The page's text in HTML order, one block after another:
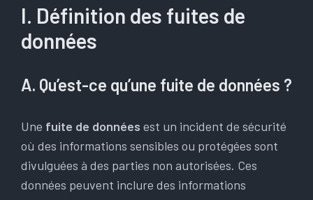
I. Définition des fuites de
données
A. Qu’est-ce qu’une fuite de données ?
Une fuite de données est un incident de sécurité
où des informations sensibles ou protégées sont
divulguées à des parties non autorisées. Ces
données peuvent inclure des informations